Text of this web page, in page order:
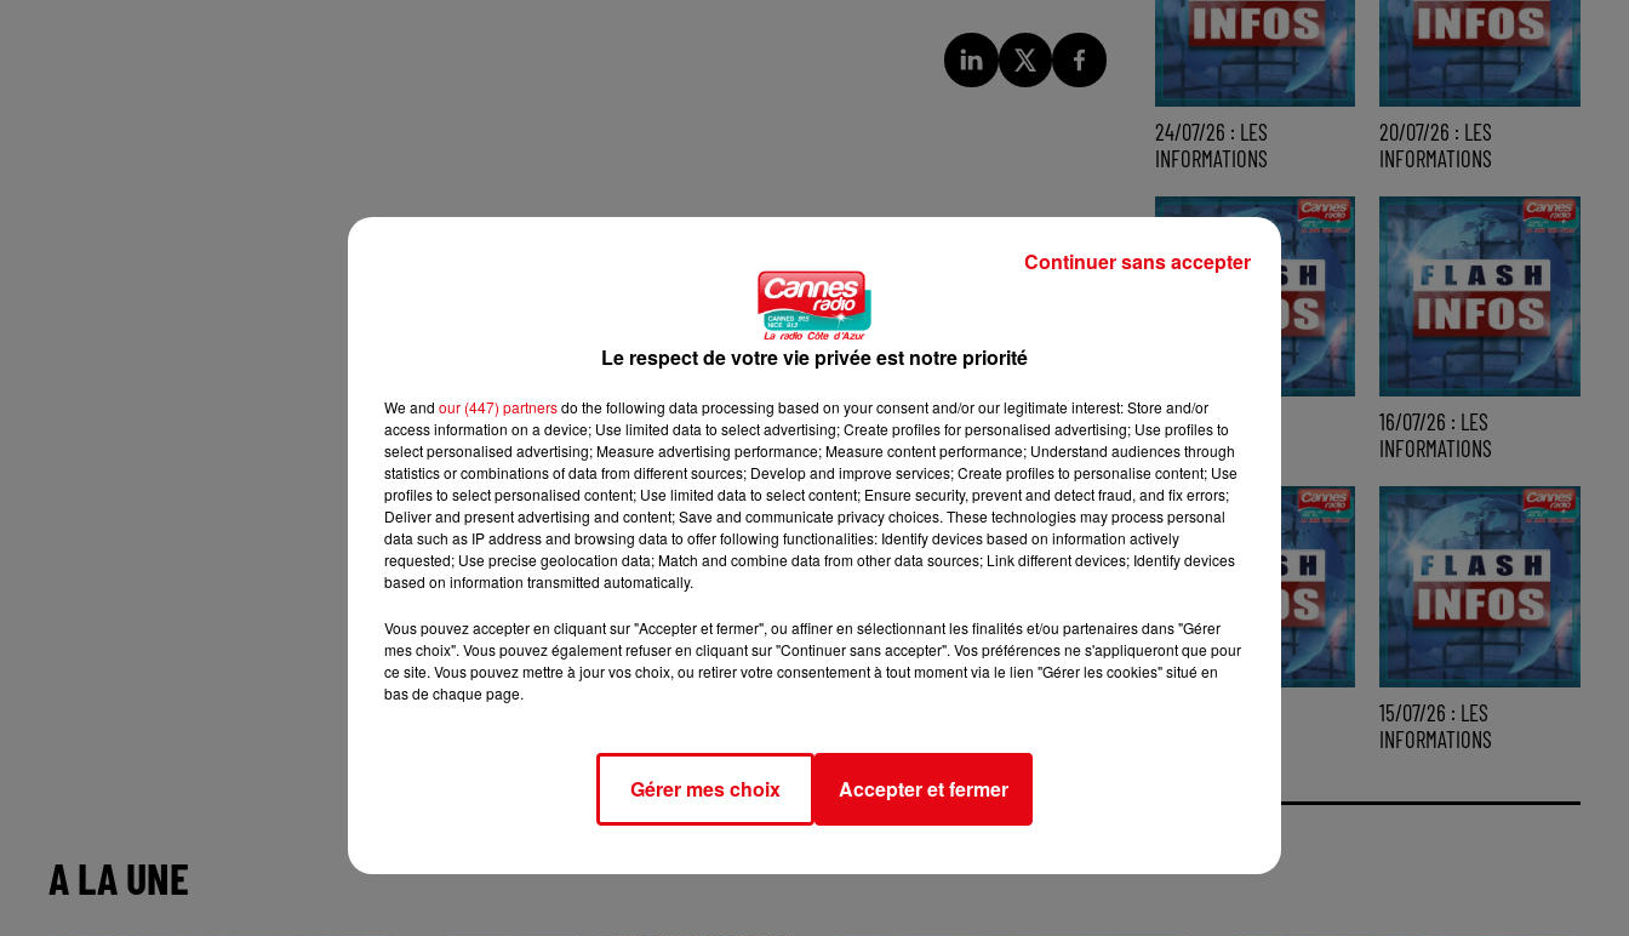
24/07/26 : LES
INFORMATIONS
20/07/26 : LES
INFORMATIONS
17/07/26 : LES
INFORMATIONS
16/07/26 : LES
INFORMATIONS
15/07/26 : LES
INFORMATIONS
A LA UNE
Le respect de votre vie privée est notre priorité
We and our (447) partnersdo the following data processing based on your consent and/or our legitimate interest: Store and/or
access information on a device; Use limited data to select advertising; Create profiles for personalised advertising; Use profiles to
select personalised advertising; Measure advertising performance; Measure content performance; Understand audiences through
statistics or combinations of data from different sources; Develop and improve services; Create profiles to personalise content; Use
profiles to select personalised content; Use limited data to select content; Ensure security, prevent and detect fraud, and fix errors;
Deliver and present advertising and content; Save and communicate privacy choices. These technologies may process personal
data such as IP address and browsing data to offer following functionalities: Identify devices based on information actively
requested; Use precise geolocation data; Match and combine data from other data sources; Link different devices; Identify devices
based on information transmitted automatically.
Vous pouvez accepter en cliquant sur "Accepter et fermer", ou affiner en sélectionnant les finalités et/ou partenaires dans "Gérer
mes choix". Vous pouvez également refuser en cliquant sur "Continuer sans accepter". Vos préférences ne s'appliqueront que pour
ce site. Vous pouvez mettre à jour vos choix, ou retirer votre consentement à tout moment via le lien "Gérer les cookies" situé en
bas de chaque page.
Gérer mes choix Accepter et fermer
Continuer sans accepter